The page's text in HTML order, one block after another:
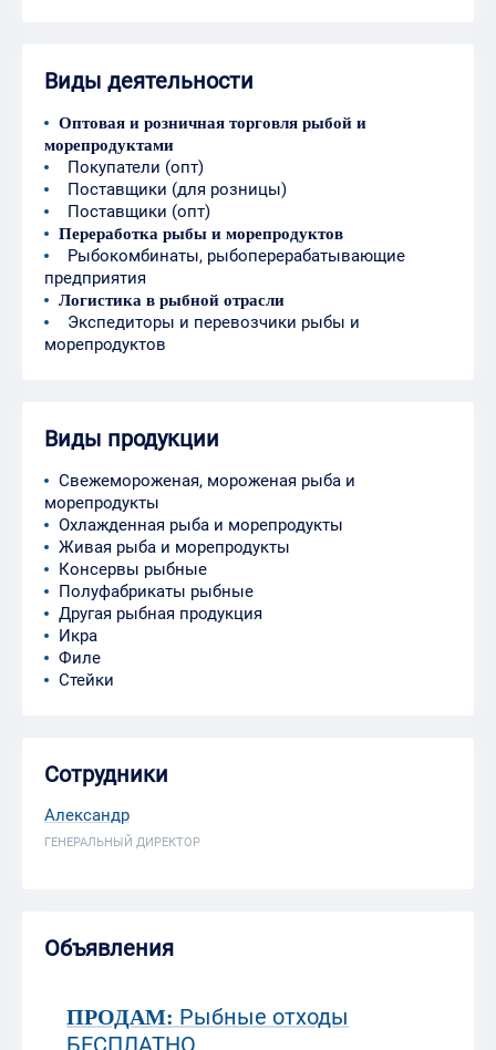
Виды деятельности
Оптовая и розничная торговля рыбой и
морепродуктами
Покупатели (опт)
Поставщики (для розницы)
Поставщики (опт)
Переработка рыбы и морепродуктов
Рыбокомбинаты, рыбоперерабатывающие
предприятия
Логистика в рыбной отрасли
Экспедиторы и перевозчики рыбы и
морепродуктов
Виды продукции
Свежемороженая, мороженая рыба и
морепродукты
Охлажденная рыба и морепродукты
Живая рыба и морепродукты
Консервы рыбные
Полуфабрикаты рыбные
Другая рыбная продукция
Икра
Филе
Стейки
Сотрудники
Александр
ГЕНЕРАЛЬНЫЙ ДИРЕКТОР
Объявления
ПРОДАМ: Рыбные отходы
БЕСПЛАТНО